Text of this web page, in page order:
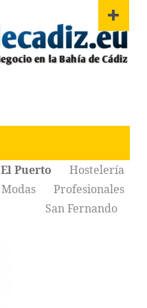
El Puerto
Hostelería
Modas
Profesionales
San Fernando